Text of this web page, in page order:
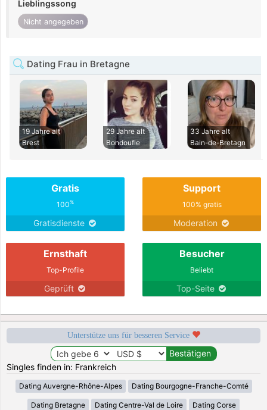
Lieblingssong
Nicht angegeben
Dating Frau in Bretagne
19 Jahre alt
Brest
29 Jahre alt
Bondoufle
33 Jahre alt
Bain-de-Bretagn
Gratis
100%
Gratisdienste
Support
100% gratis
Moderation
Ernsthaft
Top-Profile
Geprüft
Besucher
Beliebt
Top-Seite
Unterstütze uns für besseren Service
Singles finden in: Frankreich
Dating Auvergne-Rhône-Alpes Dating Bourgogne-Franche-Comté
Dating Bretagne Dating Centre-Val de Loire Dating Corse